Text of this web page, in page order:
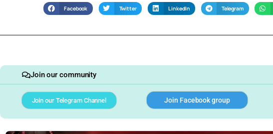
Facebook Twitter LinkedIn Telegram
Join our community
Join our Telegram Channel Join Facebook group